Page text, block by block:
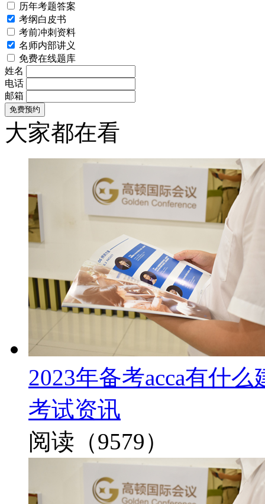
历年考题答案
考纲白皮书
考前冲刺资料
名师内部讲义
免费在线题库
姓名
电话
邮箱
大家都在看
2023年备考acca有什
考试资讯
阅读（9579）